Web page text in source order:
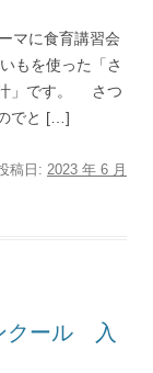
マに食育講習会
もを使った「さ
汁」です。 さつ
でと […]
稿日: 2023 年 6 月
クール 入